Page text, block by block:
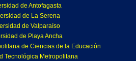
de Antofagasta
de La Serena
de Valparaíso
de Playa Ancha
de Ciencias de la Educación
Tecnológica Metropolitana